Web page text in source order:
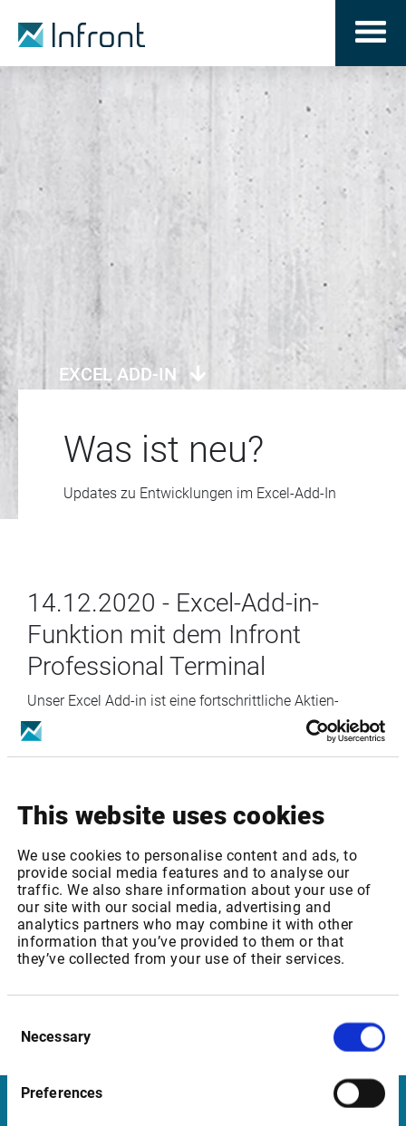
This website uses cookies
We use cookies to personalise content and ads, to
provide social media features and to analyse our
traffic. We also share information about your use of
our site with our social media, advertising and
analytics partners who may combine it with other
information that you’ve provided to them or that
they’ve collected from your use of their services.
Selection
Necessary
Preferences
EXCEL ADD-IN
Was ist neu?
Updates zu Entwicklungen im Excel-Add-In
14.12.2020 - Excel-Add-in-
Funktion mit dem Infront
Professional Terminal
Unser Excel Add-in ist eine fortschrittliche Aktien-
und Sektoranalyse-Plattform, mit der Sie mehrere
Unternehmenstabellen mit Jahresabschlüssen,
Unsere Fundamentaldaten beziehen wir von WVB
(World Vest Best) und FactSet. Sie können
Fundamentaldaten erhalten, die bis zu 30 Jahre
zurückreichen.
Bitte beachten Sie, dass Sie Zugriff auf unser Excel-
Add-in haben, wenn Sie unser Infront Professional